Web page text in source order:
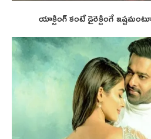
యాక్టింగ్ కంటే డైరెక్టింగే